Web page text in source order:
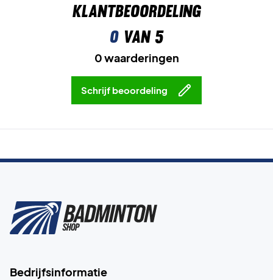
Klantbeoordeling
0van 5
0 waarderingen
Schrijf beoordeling
Bedrijfsinformatie